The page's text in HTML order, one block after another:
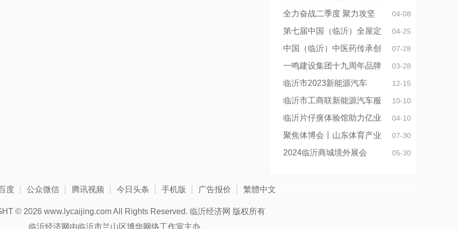
04-08
全力奋战二季度 聚力攻坚
04-25
第七届中国（临沂）全屋定
07-28
中国（临沂）中医药传承创
03-28
一鸣建设集团十九周年品牌
12-15
临沂市2023新能源汽车
10-10
临沂市工商联新能源汽车服
04-10
临沂片仔癀体验馆助力亿业
07-30
聚焦体博会丨山东体育产业
05-30
2024临沂商城境外展会
度 ┊ 公众微信 ┊ 腾讯视频 ┊ 今日头条 ┊ 手机版 ┊ 广告报价 ┊ 繁體中文
© 2026 www.lycaijing.com All Rights Reserved. 临沂经济网 版权所有
临沂经济网由临沂市兰山区博华网络工作室主办